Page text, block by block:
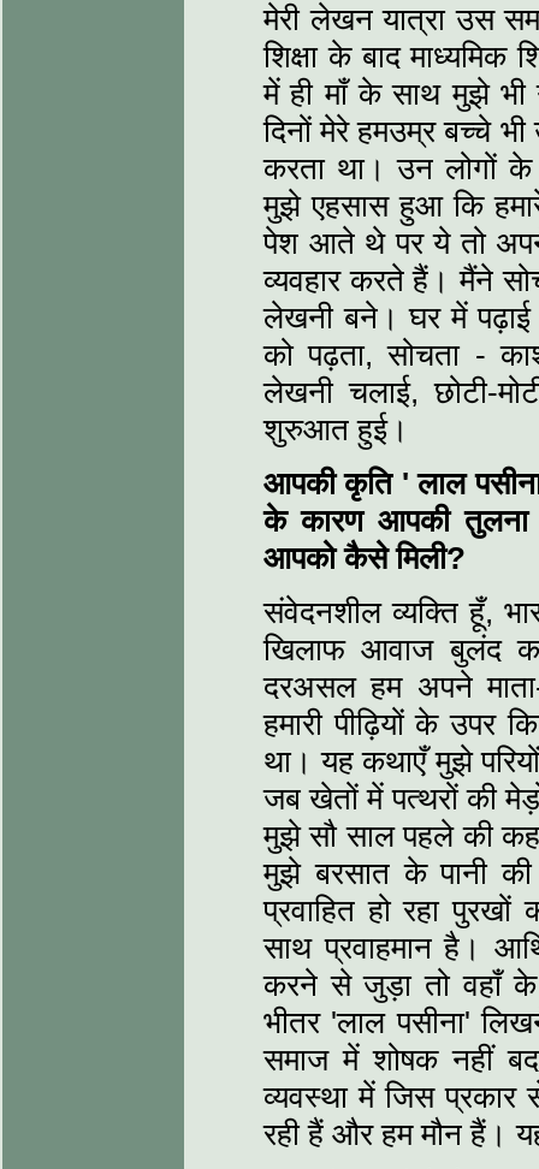
मेरी लेखन यात्रा उस
शिक्षा के बाद माध्यमिक
में ही माँ के साथ मुझे
दिनों मेरे हमउम्र बच्चे
करता था। उन लोगों
मुझे एहसास हुआ कि
पेश आते थे पर ये तो अपने
व्यवहार करते हैं। मैंने
लेखनी बने। घर में
को पढ़ता, सोचता -
लेखनी चलाई, छोटी-
शुरुआत हुई।
आपकी कृति ' लाल
के कारण आपकी
आपको कैसे मिली?
संवेदनशील व्‍यक्ति हूँ,
खिलाफ आवाज बुलंद
दरअसल हम अपने माता-
हमारी पीढ़ियों के उपर
था। यह कथाएँ मुझे
जब खेतों में पत्‍थरों की
मुझे सौ साल पहले की
मुझे बरसात के पानी
प्रवाहित हो रहा
साथ प्रवाहमान है।
करने से जुड़ा तो वहाँ के
भीतर 'लाल पसीना'
समाज में शोषक नहीं
व्‍यवस्‍था में जिस प्रकार
रही हैं और हम मौन हैं।